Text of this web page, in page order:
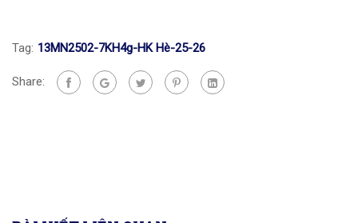
Tag: 13MN2502-7KH4g-HK Hè-25-26
Share: